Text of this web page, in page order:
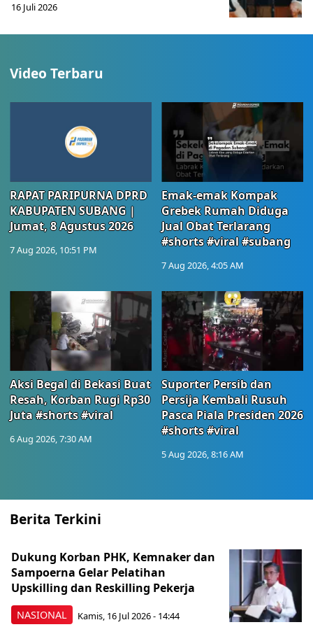
16 Juli 2026
Video Terbaru
RAPAT PARIPURNA DPRD
KABUPATEN SUBANG |
Jumat, 8 Agustus 2026
7 Aug 2026, 10:51 PM
Emak-emak Kompak
Grebek Rumah Diduga
Jual Obat Terlarang
#shorts #viral #subang
7 Aug 2026, 4:05 AM
Aksi Begal di Bekasi Buat
Resah, Korban Rugi Rp30
Juta #shorts #viral
6 Aug 2026, 7:30 AM
Suporter Persib dan
Persija Kembali Rusuh
Pasca Piala Presiden 2026
#shorts #viral
5 Aug 2026, 8:16 AM
Berita Terkini
NASIONAL
Dukung Korban PHK, Kemnaker dan
Sampoerna Gelar Pelatihan
Upskilling dan Reskilling Pekerja
Kamis, 16 Jul 2026 - 14:44